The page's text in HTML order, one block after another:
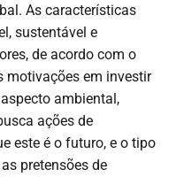
As características
sustentável e
de acordo com o
motivações em investir
ambiental,
ações de
este é o futuro, e o tipo
pretensões de